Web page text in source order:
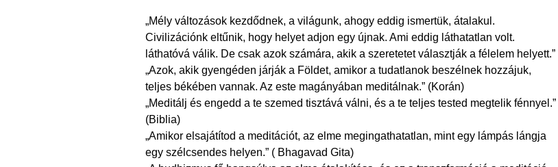
„Mély változások kezdődnek, a világunk, ahogy eddig ismertük, átalakul.
Civilizációnk eltűnik, hogy helyet adjon egy újnak. Ami eddig láthatatlan volt.
láthatóvá válik. De csak azok számára, akik a szeretetet választják a félelem helyett.”
„Azok, akik gyengéden járják a Földet, amikor a tudatlanok beszélnek hozzájuk,
teljes békében vannak. Az este magányában meditálnak.” (Korán)
„Meditálj és engedd a te szemed tisztává válni, és a te teljes tested megtelik fénnyel.”
(Biblia)
„Amikor elsajátítod a meditációt, az elme megingathatatlan, mint egy lámpás lángja
egy szélcsendes helyen.” ( Bhagavad Gita)